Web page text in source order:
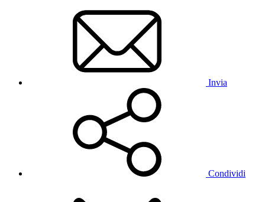
Invia
Condividi